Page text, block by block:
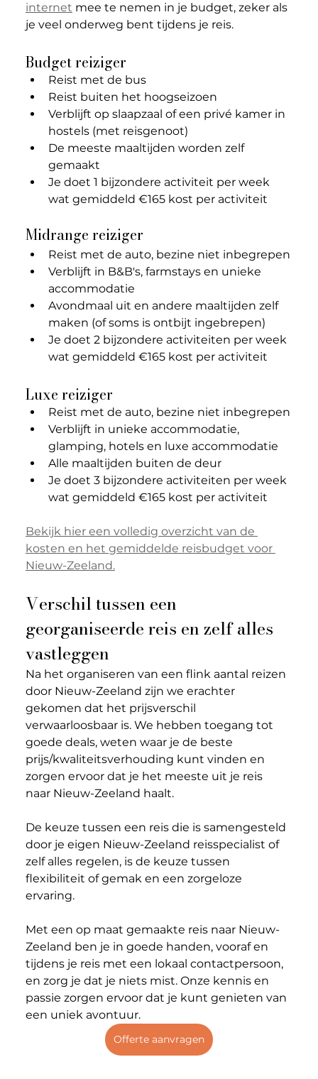
internet mee te nemen in je budget, zeker als
je veel onderweg bent tijdens je reis.
Budget reiziger
Reist met de bus
Reist buiten het hoogseizoen
Verblijft op slaapzaal of een privé kamer in
hostels (met reisgenoot)
De meeste maaltijden worden zelf
gemaakt
Je doet 1 bijzondere activiteit per week
wat gemiddeld €165 kost per activiteit
Midrange reiziger
Reist met de auto, bezine niet inbegrepen
Verblijft in B&B's, farmstays en unieke
accommodatie
Avondmaal uit en andere maaltijden zelf
maken (of soms is ontbijt ingebrepen)
Je doet 2 bijzondere activiteiten per week
wat gemiddeld €165 kost per activiteit
Luxe reiziger
Reist met de auto, bezine niet inbegrepen
Verblijft in unieke accommodatie,
glamping, hotels en luxe accommodatie
Alle maaltijden buiten de deur
Je doet 3 bijzondere activiteiten per week
wat gemiddeld €165 kost per activiteit
Bekijk hier een volledig overzicht van de
kosten en het gemiddelde reisbudget voor
Nieuw-Zeeland.
Verschil tussen een
georganiseerde reis en zelf alles
vastleggen
Na het organiseren van een flink aantal reizen
door Nieuw-Zeeland zijn we erachter
gekomen dat het prijsverschil
verwaarloosbaar is. We hebben toegang tot
goede deals, weten waar je de beste
prijs/kwaliteitsverhouding kunt vinden en
zorgen ervoor dat je het meeste uit je reis
naar Nieuw-Zeeland haalt.
De keuze tussen een reis die is samengesteld
door je eigen Nieuw-Zeeland reisspecialist of
zelf alles regelen, is de keuze tussen
flexibiliteit of gemak en een zorgeloze
ervaring.
Met een op maat gemaakte reis naar Nieuw-
Zeeland ben je in goede handen, vooraf en
tijdens je reis met een lokaal contactpersoon,
en zorg je dat je niets mist. Onze kennis en
passie zorgen ervoor dat je kunt genieten van
een uniek avontuur.
Offerte aanvragen